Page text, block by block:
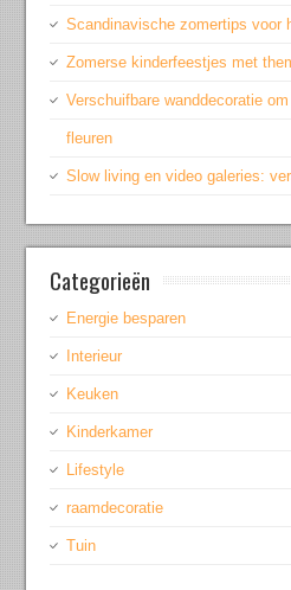
Scandinavische zomertips voor
Zomerse kinderfeestjes met
Verschuifbare wanddecoratie
fleuren
Slow living en video galeries:
Categorieën
Energie besparen
Interieur
Keuken
Kinderkamer
Lifestyle
raamdecoratie
Tuin